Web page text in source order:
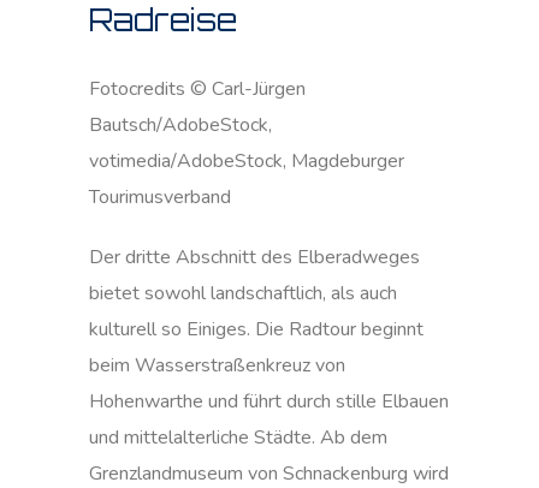
Radreise
Fotocredits © Carl-Jürgen
Bautsch/AdobeStock,
votimedia/AdobeStock, Magdeburger
Tourimusverband
Der dritte Abschnitt des Elberadweges
bietet sowohl landschaftlich, als auch
kulturell so Einiges. Die Radtour beginnt
beim Wasserstraßenkreuz von
Hohenwarthe und führt durch stille Elbauen
und mittelalterliche Städte. Ab dem
Grenzlandmuseum von Schnackenburg wird